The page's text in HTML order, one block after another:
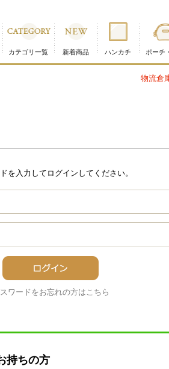
カテゴリ一覧 新着商品 ハンカチ ポーチ
を入力してログインしてください。
ワードをお忘れの方はこちら
持ちの方